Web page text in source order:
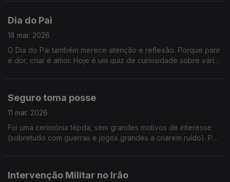
Dia do Pai
18 mar. 2026
O Dia do Pai também merece atenção e reflexão. Porque parir
é dor, criar é amor. Hoje é um quiz de curiosidade sobre vários
Seguro toma posse
11 mar. 2026
Foi uma cerimónia tépda, sem grandes motivos de interesse
(sobretudo com guerras e jogos grandes a criarem ruído). Por
Intervenção Militar no Irão